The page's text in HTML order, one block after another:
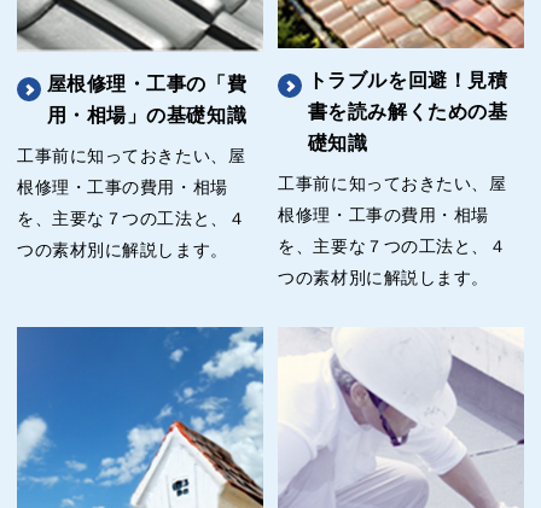
屋根修理・工事の「費
用・相場」の基礎知識
工事前に知っておきたい、屋
根修理・工事の費用・相場
を、主要な７つの工法と、４
つの素材別に解説します。
トラブルを回避！見積
書を読み解くための基
礎知識
工事前に知っておきたい、屋
根修理・工事の費用・相場
を、主要な７つの工法と、４
つの素材別に解説します。